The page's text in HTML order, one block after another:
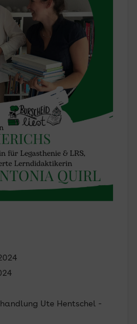
Ute Hentschel -